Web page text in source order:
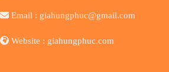
Email : giahungphuc@gmail.com
Website : giahungphuc.com